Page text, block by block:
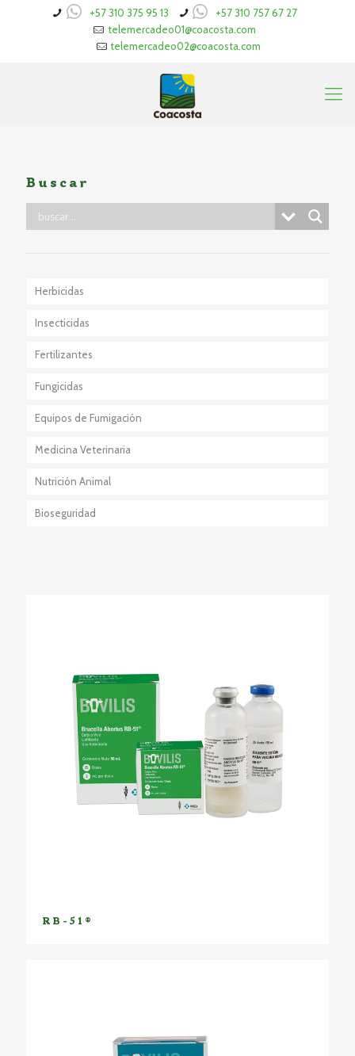
+57 310 375 95 13
+57 310 757 67 27
telemercadeo01@coacosta.com
telemercadeo02@coacosta.com
Buscar
Herbicidas
Insecticidas
Fertilizantes
Fungicidas
Equipos de Fumigación
Medicina Veterinaria
Nutrición Animal
Bioseguridad
RB-51®